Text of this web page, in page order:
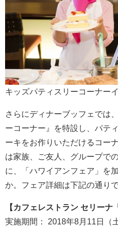
キッズパティスリーコーナー
さらにディナーブッフェでは
ーコーナー』を特設し、パテ
ーキをお作りいただけるコー
は家族、ご友人、グループで
に、「ハワイアンフェア」を
か。フェア詳細は下記の通りで
【カフェレストラン セリーナ
実施期間： 2018年8月11日（